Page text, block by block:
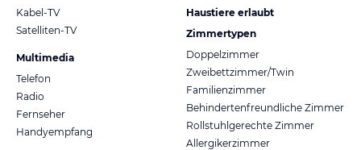
Kabel-TV
Satelliten-TV
Multimedia
Telefon
Radio
Fernseher
Handyempfang
Haustiere erlaubt
Zimmertypen
Doppelzimmer
Zweibettzimmer/Twin
Familienzimmer
Behindertenfreundliche Zimmer
Rollstuhlgerechte Zimmer
Allergikerzimmer